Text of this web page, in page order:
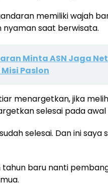
memiliki wajah
saat berwisata.
Minta ASN Jaga
Paslon
menargetkan, jika
selesai pada
selesai. Dan ini saya
baru nanti